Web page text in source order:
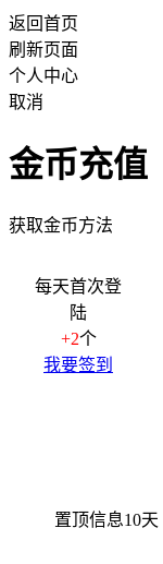
返回首页
刷新页面
个人中心
取消
金币充值
获取金币方法
每天首次登
陆
+2个
我要签到
置顶信息10天